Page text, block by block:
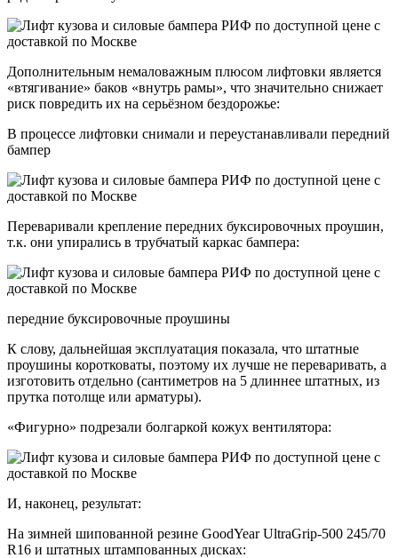
Дополнительным немаловажным плюсом лифтовки является
«втягивание» баков «внутрь рамы», что значительно снижает
риск повредить их на серьёзном бездорожье:
В процессе лифтовки снимали и переустанавливали передний
бампер
Переваривали крепление передних буксировочных проушин,
т.к. они упирались в трубчатый каркас бампера:
передние буксировочные проушины
К слову, дальнейшая эксплуатация показала, что штатные
проушины коротковаты, поэтому их лучше не переваривать, а
изготовить отдельно (сантиметров на 5 длиннее штатных, из
прутка потолще или арматуры).
«Фигурно» подрезали болгаркой кожух вентилятора:
И, наконец, результат:
На зимней шипованной резине GoodYear UltraGrip-500 245/70
R16 и штатных штампованных дисках: